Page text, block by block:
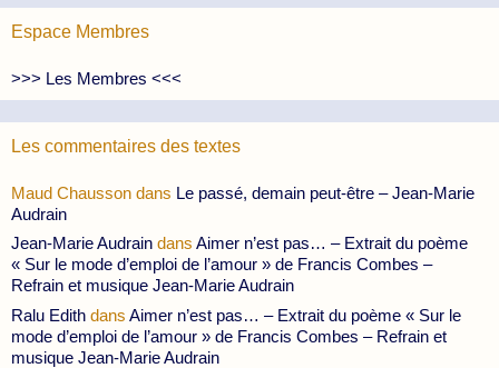
Espace Membres
>>> Les Membres <<<
Les commentaires des textes
Maud Chausson dans Le passé, demain peut-être – Jean-Marie
Audrain
Jean-Marie Audrain dans Aimer n’est pas… – Extrait du poème
« Sur le mode d’emploi de l’amour » de Francis Combes –
Refrain et musique Jean-Marie Audrain
Ralu Edith dans Aimer n’est pas… – Extrait du poème « Sur le
mode d’emploi de l’amour » de Francis Combes – Refrain et
musique Jean-Marie Audrain